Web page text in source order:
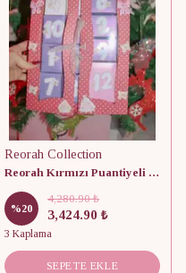
Reorah Collection
Reorah Kırmızı Puantiyeli Takı Advent Calendar 12 Adet
%20
4,280.90 ₺
3,424.90 ₺
3 Kaplama
SEPETE EKLE